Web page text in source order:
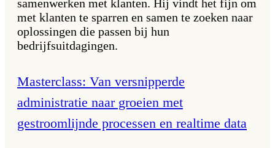
samenwerken met klanten. Hij vindt het fijn om
met klanten te sparren en samen te zoeken naar
oplossingen die passen bij hun
bedrijfsuitdagingen.
Masterclass: Van versnipperde
administratie naar groeien met
gestroomlijnde processen en realtime data